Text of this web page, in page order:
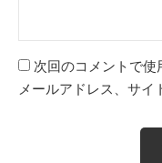
次回のコメントで使
メールアドレス、サイ